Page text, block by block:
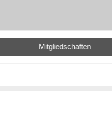
Mitgliedschaften